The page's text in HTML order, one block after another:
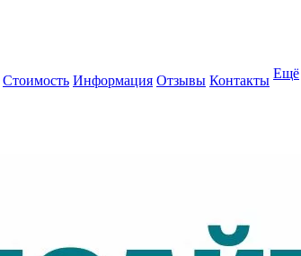
Стоимость Информация Отзывы Контакты Ещё